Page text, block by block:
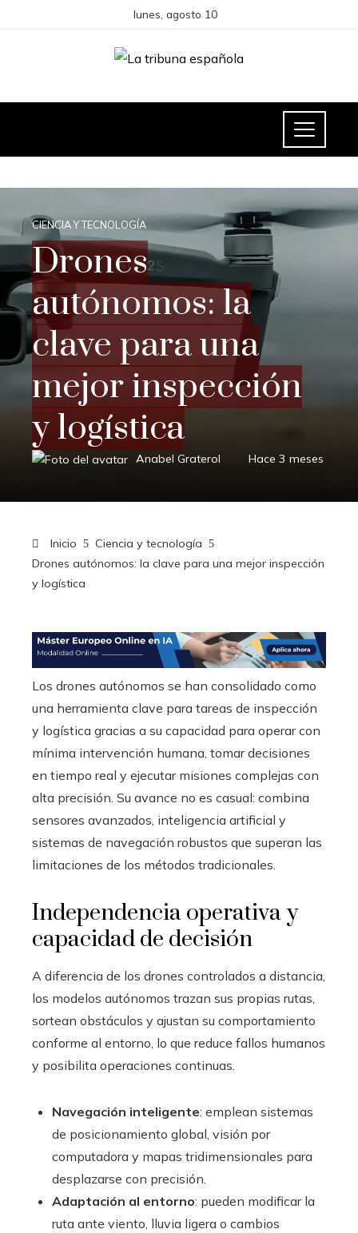
lunes, agosto 10
CIENCIA Y TECNOLOGÍA
Drones
autónomos: la
clave para una
mejor inspección
y logística
Anabel Graterol Hace 3 meses
Inicio
Ciencia y tecnología
Drones autónomos: la clave para una mejor inspección
y logística
Los drones autónomos se han consolidado como
una herramienta clave para tareas de inspección
y logística gracias a su capacidad para operar con
mínima intervención humana, tomar decisiones
en tiempo real y ejecutar misiones complejas con
alta precisión. Su avance no es casual: combina
sensores avanzados, inteligencia artificial y
sistemas de navegación robustos que superan las
limitaciones de los métodos tradicionales.
Independencia operativa y
capacidad de decisión
A diferencia de los drones controlados a distancia,
los modelos autónomos trazan sus propias rutas,
sortean obstáculos y ajustan su comportamiento
conforme al entorno, lo que reduce fallos humanos
y posibilita operaciones continuas.
Navegación inteligente: emplean sistemas
de posicionamiento global, visión por
computadora y mapas tridimensionales para
desplazarse con precisión.
Adaptación al entorno: pueden modificar la
ruta ante viento, lluvia ligera o cambios